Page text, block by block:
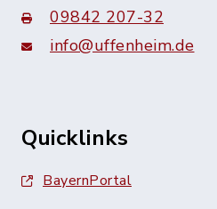
09842 207-32
info@uffenheim.de
Quicklinks
BayernPortal